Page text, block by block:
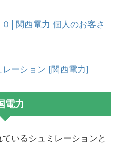
│関西電力 個人のお客さ
ーション [関西電力]
電力
いるシュミレーションと